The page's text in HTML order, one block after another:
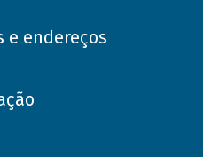
e endereços